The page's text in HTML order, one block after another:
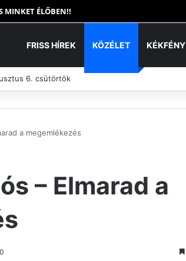
MINKET ÉLŐBEN!!
FRISS HÍREK KÖZÉLET KÉKFÉNY
6. csütörtök
a megemlékezés
– Elmarad a